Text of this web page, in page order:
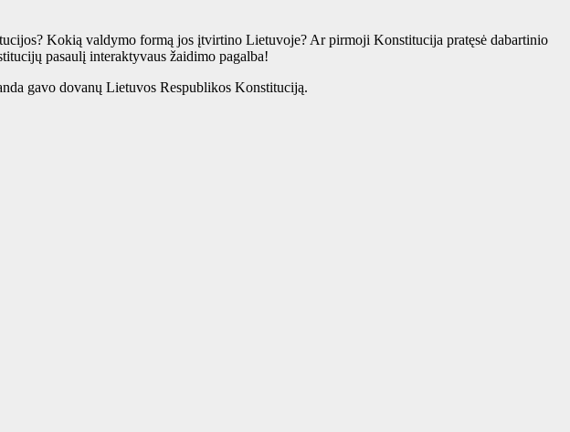
Kokią valdymo formą jos įtvirtino Lietuvoje? Ar pirmoji Konstitucija pratęsė dabartinio
pasaulį interaktyvaus žaidimo pagalba!
gavo dovanų Lietuvos Respublikos Konstituciją.